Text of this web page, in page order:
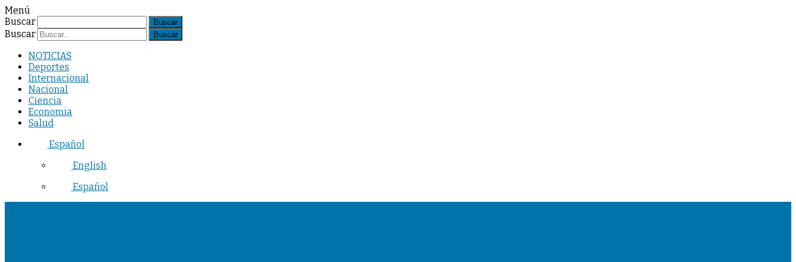
Menú
Buscar
Buscar
NOTICIAS
Deportes
Internacional
Nacional
Ciencia
Economia
Salud
Español
English
Español